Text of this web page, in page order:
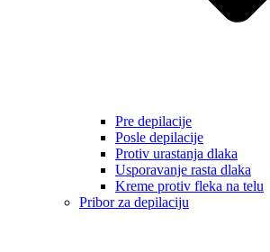
Pre depilacije
Posle depilacije
Protiv urastanja dlaka
Usporavanje rasta dlaka
Kreme protiv fleka na telu
Pribor za depilaciju